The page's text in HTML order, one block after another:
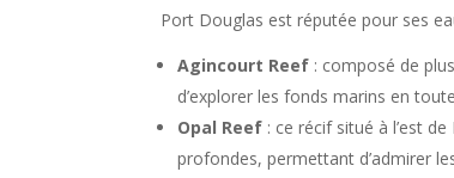
Port Douglas est réputée pour ses
Agincourt Reef : composé de
d’explorer les fonds marins en
Opal Reef : ce récif situé à l’est
profondes, permettant d’admirer